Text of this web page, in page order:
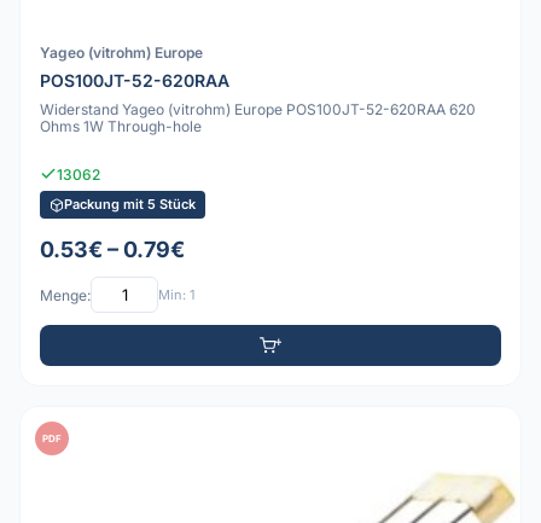
Yageo (vitrohm) Europe
POS100JT-52-620RAA
Widerstand Yageo (vitrohm) Europe POS100JT-52-620RAA 620
Ohms 1W Through-hole
13062
Packung mit 5 Stück
0.53€ – 0.79€
Menge: Min: 1
PDF